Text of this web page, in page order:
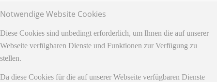
Notwendige Website Cookies
Diese Cookies sind unbedingt erforderlich, um Ihnen die auf unserer
Webseite verfügbaren Dienste und Funktionen zur Verfügung zu
stellen.
Da diese Cookies für die auf unserer Webseite verfügbaren Dienste